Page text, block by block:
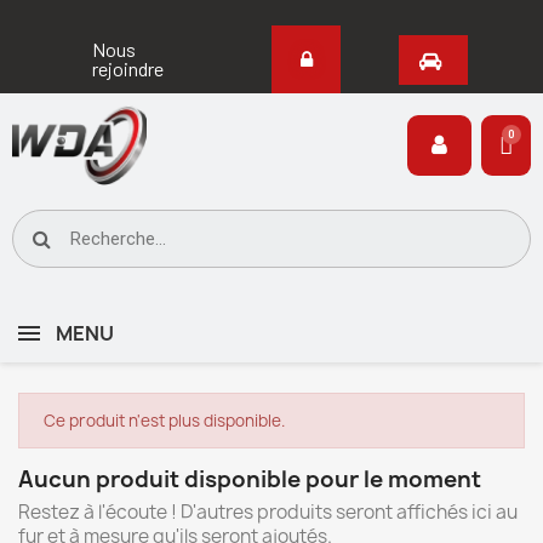
Nous
rejoindre
MENU
Ce produit n'est plus disponible.
Aucun produit disponible pour le moment
Restez à l'écoute ! D'autres produits seront affichés ici au
fur et à mesure qu'ils seront ajoutés.